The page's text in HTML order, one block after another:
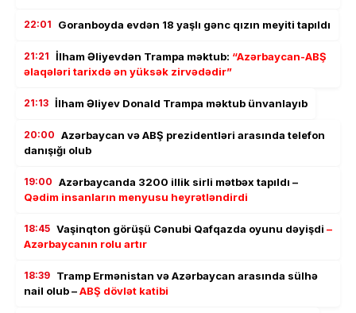
22:01 Goranboyda evdən 18 yaşlı gənc qızın meyiti tapıldı
21:21 İlham Əliyevdən Trampa məktub: “Azərbaycan-ABŞ
əlaqələri tarixdə ən yüksək zirvədədir”
21:13 İlham Əliyev Donald Trampa məktub ünvanlayıb
20:00 Azərbaycan və ABŞ prezidentləri arasında telefon
danışığı olub
19:00 Azərbaycanda 3200 illik sirli mətbəx tapıldı –
Qədim insanların menyusu heyrətləndirdi
18:45 Vaşinqton görüşü Cənubi Qafqazda oyunu dəyişdi –
Azərbaycanın rolu artır
18:39 Tramp Ermənistan və Azərbaycan arasında sülhə
nail olub –ABŞ dövlət katibi